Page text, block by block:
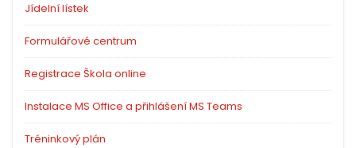
Jídelní lístek
Formulářové centrum
Registrace Škola online
Instalace MS Office a přihlášení MS Teams
Tréninkový plán